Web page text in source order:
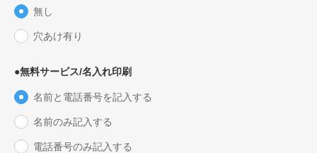
無し
穴あけ有り
●無料サービス/名入れ印刷
名前と電話番号を記入する
名前のみ記入する
電話番号のみ記入する